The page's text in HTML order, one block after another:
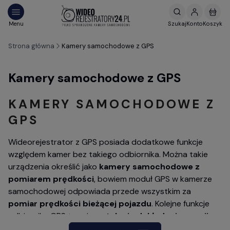
Strona główna Kamery samochodowe z GPS
Kamery samochodowe z GPS
KAMERY SAMOCHODOWE Z
GPS
Wideorejestrator z GPS posiada dodatkowe funkcje
względem kamer bez takiego odbiornika. Można takie
urządzenia określić jako kamery samochodowe z
pomiarem prędkości, bowiem moduł GPS w kamerze
samochodowej odpowiada przede wszystkim za
pomiar prędkości bieżącej pojazdu. Kolejne funkcje
odbiornika GPS to m.in.
ustalenie dokładnej pozycji